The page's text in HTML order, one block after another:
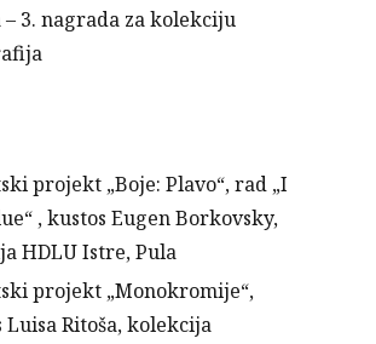
– 3. nagrada za kolekciju
projekt „Boje: Plavo“, rad „I
, kustos Eugen Borkovsky,
HDLU Istre, Pula
projekt „Monokromije“,
Luisa Ritoša, kolekcija